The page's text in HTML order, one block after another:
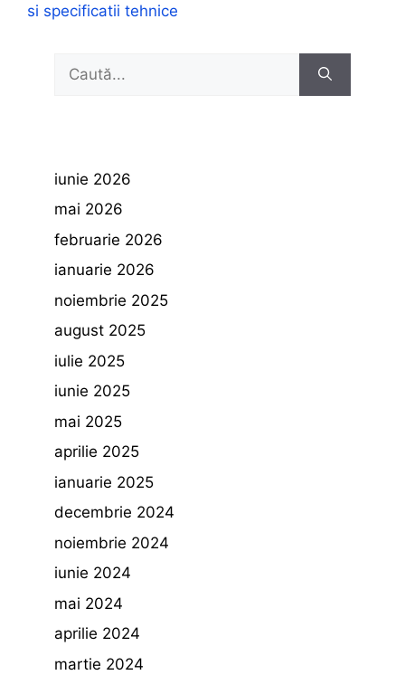
si specificatii tehnice
după:
iunie 2026
mai 2026
februarie 2026
ianuarie 2026
noiembrie 2025
august 2025
iulie 2025
iunie 2025
mai 2025
aprilie 2025
ianuarie 2025
decembrie 2024
noiembrie 2024
iunie 2024
mai 2024
aprilie 2024
martie 2024